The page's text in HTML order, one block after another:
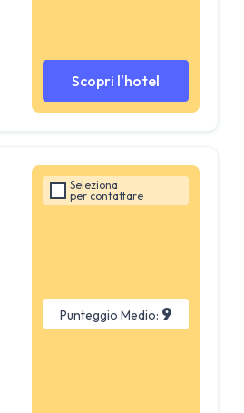
Scopri l'hotel
Seleziona
per contattare
Punteggio Medio: 9